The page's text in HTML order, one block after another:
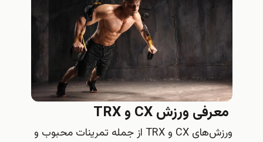
معرفی ورزش CX و TRX
ورزش‌های CX و TRX از جمله تمرینات محبوب و